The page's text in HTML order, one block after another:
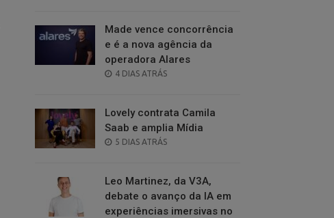
Made vence concorrência
e é a nova agência da
operadora Alares
POSTED
4 DIAS ATRÁS
Lovely contrata Camila
Saab e amplia Mídia
POSTED
5 DIAS ATRÁS
Leo Martinez, da V3A,
debate o avanço da IA em
experiências imersivas no